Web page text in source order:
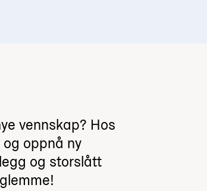
vennskap? Hos
oppnå ny
og storslått